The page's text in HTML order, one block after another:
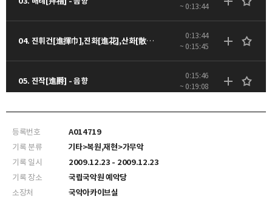
~ 0:13:44
04. 진휘건[進揮巾],진화[進花],산화[散花] - 음향
0:13:44
~ 0:15:45
05. 진작[進爵] - 음향
0:15:46
~ 0:19:08
0:19:09
07. 거작[擧爵] - 음향
등록번호
A014719
기록 분류
기타>복원,재현>가무악
기록 일시
2009.12.23 - 2009.12.23
기록 장소
국립국악원 예악당
소장처
국악아카이브실